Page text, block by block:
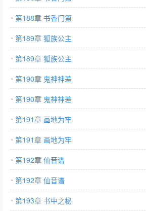
第188章 书香门第
第189章 狐族公主
第189章 狐族公主
第190章 鬼神神差
第190章 鬼神神差
第191章 画地为牢
第191章 画地为牢
第192章 仙音谱
第192章 仙音谱
第193章 书中之秘